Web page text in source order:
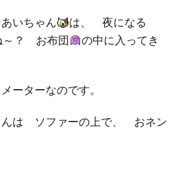
いちゃん
は、 夜になる
～？ お布団
の中に入ってき
ーターなのです。
は ソファーの上で、 おネン